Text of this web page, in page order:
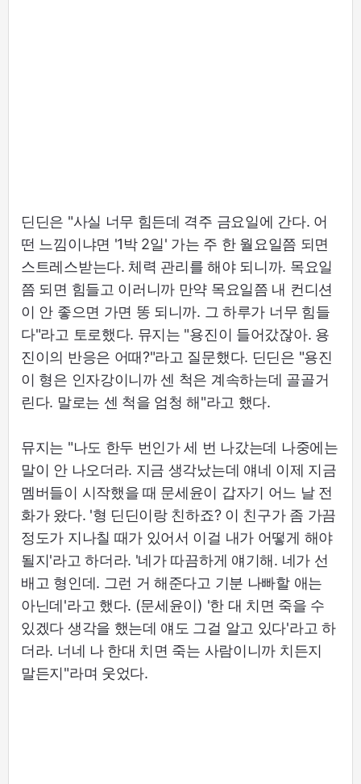
딘딘은 "사실 너무 힘든데 격주 금요일에 간다. 어
떤 느낌이냐면 '1박 2일' 가는 주 한 월요일쯤 되면
스트레스받는다. 체력 관리를 해야 되니까. 목요일
쯤 되면 힘들고 이러니까 만약 목요일쯤 내 컨디션
이 안 좋으면 가면 똥 되니까. 그 하루가 너무 힘들
다"라고 토로했다. 뮤지는 "용진이 들어갔잖아. 용
진이의 반응은 어때?"라고 질문했다. 딘딘은 "용진
이 형은 인자강이니까 센 척은 계속하는데 골골거
린다. 말로는 센 척을 엄청 해"라고 했다.
뮤지는 "나도 한두 번인가 세 번 나갔는데 나중에는
말이 안 나오더라. 지금 생각났는데 얘네 이제 지금
멤버들이 시작했을 때 문세윤이 갑자기 어느 날 전
화가 왔다. '형 딘딘이랑 친하죠? 이 친구가 좀 가끔
정도가 지나칠 때가 있어서 이걸 내가 어떻게 해야
될지'라고 하더라. '네가 따끔하게 얘기해. 네가 선
배고 형인데. 그런 거 해준다고 기분 나빠할 애는
아닌데'라고 했다. (문세윤이) '한 대 치면 죽을 수
있겠다 생각을 했는데 얘도 그걸 알고 있다'라고 하
더라. 너네 나 한대 치면 죽는 사람이니까 치든지
말든지"라며 웃었다.